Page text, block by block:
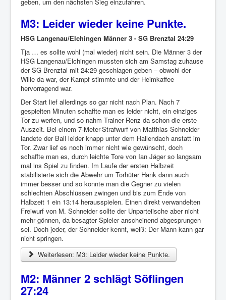
M3: Leider wieder keine Punkte.
HSG Langenau/Elchingen Männer 3 - SG Brenztal 24:29
Tja … es sollte wohl (mal wieder) nicht sein. Die Männer 3 der
HSG Langenau/Elchingen mussten sich am Samstag zuhause
der SG Brenztal mit 24:29 geschlagen geben – obwohl der
Wille da war, der Kampf stimmte und der Heimkaffee
hervorragend war.
Der Start lief allerdings so gar nicht nach Plan. Nach 7
gespielten Minuten schaffte man es leider nicht, ein einziges
Tor zu werfen, und so nahm Trainer Renz da schon die erste
Auszeit. Bei einem 7-Meter-Strafwurf von Matthias Schneider
landete der Ball leider knapp unter dem Hallendach anstatt im
Tor. Zwar lief es noch immer nicht wie gewünscht, doch
schaffte man es, durch leichte Tore von Ian Jäger so langsam
mal ins Spiel zu finden. Im Laufe der ersten Halbzeit
stabilisierte sich die Abwehr um Torhüter Hank dann auch
immer besser und so konnte man die Gegner zu vielen
schlechten Abschlüssen zwingen und bis zum Ende von
Halbzeit 1 ein 13:14 herausspielen. Einen direkt verwandelten
Freiwurf von M. Schneider sollte der Unparteiische aber nicht
mehr gönnen, da besagter Spieler anscheinend abgesprungen
sei. Doch jeder, der Schneider kennt, weiß: Der Mann kann gar
nicht springen.
Weiterlesen: M3: Leider wieder keine Punkte.
M2: Männer 2 schlägt Söflingen
27:24